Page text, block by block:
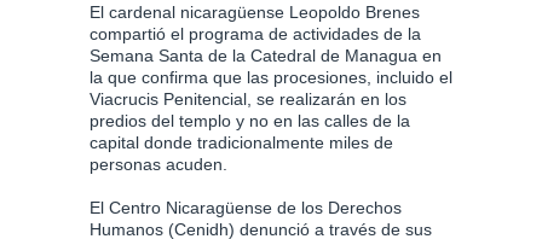
El cardenal nicaragüense Leopoldo Brenes
compartió el programa de actividades de la
Semana Santa de la Catedral de Managua en
la que confirma que las procesiones, incluido el
Viacrucis Penitencial, se realizarán en los
predios del templo y no en las calles de la
capital donde tradicionalmente miles de
personas acuden.
El Centro Nicaragüense de los Derechos
Humanos (Cenidh) denunció a través de sus